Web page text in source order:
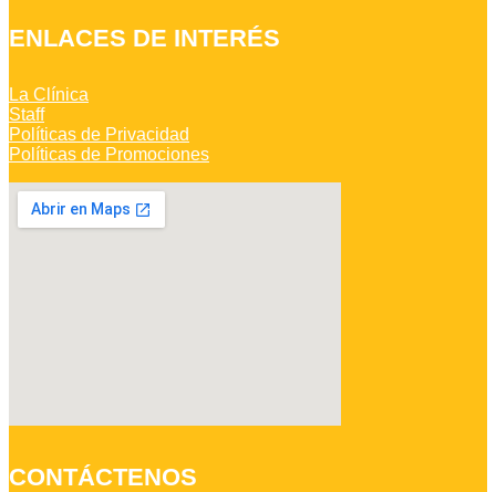
ENLACES DE INTERÉS
La Clínica
Staff
Políticas de Privacidad
Políticas de Promociones
CONTÁCTENOS